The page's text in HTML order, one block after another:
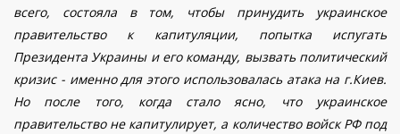
всего, состояла в том, чтобы принудить украинское
правительство к капитуляции,
попытка испугать
Президента Украины и его команду, вызвать политический
кризис - именно для этого использовалась атака на г.Киев.
Но после того, когда стало ясно, что украинское
правительство не капитулирует, а количество войск РФ под